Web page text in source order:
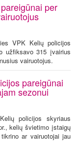
per
VPK Kelių policijos
užfiksavo 315 įvairius
vairuotojus.
pareigūnai
sezonui
policijos skyriaus
kelių švietimo įstaigų
ar vairuotojai jau